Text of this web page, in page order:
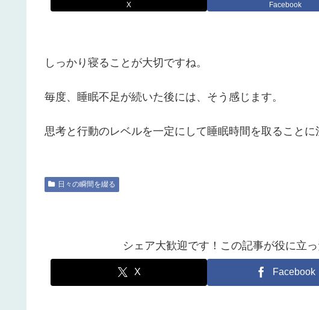
X Facebook
しっかり寝ることが大切ですね。
毎度、睡眠不足が続いた後には、そう感じます。
思考と行動のレベルを一定にして睡眠時間を取ることに
日々の瞬間を綴る
シェア大歓迎です！この記事が役に立
X Facebook